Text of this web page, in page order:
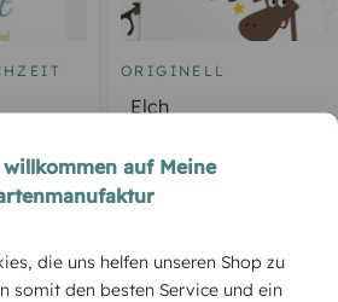
ORIGINELL
Elch
auf Meine
die uns helfen unseren Shop zu
somit den besten Service und ein